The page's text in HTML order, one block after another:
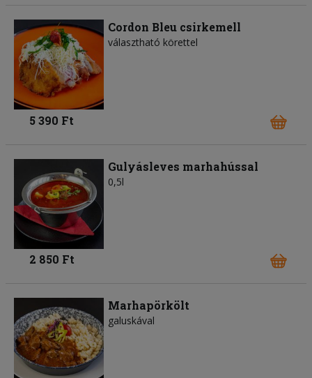
Cordon Bleu csirkemell
választható körettel
5 390 Ft
Gulyásleves marhahússal
0,5l
2 850 Ft
Marhapörkölt
galuskával